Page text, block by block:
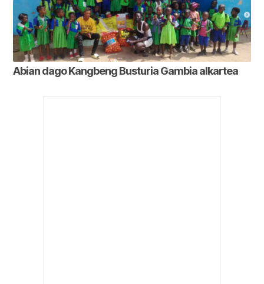
Abian dago Kangbeng Busturia Gambia alkartea